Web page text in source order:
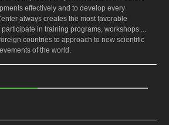
effectively and to develop every
always creates the most favorable
in training programs, workshops ...
countries to approach to new scientific
of the world.